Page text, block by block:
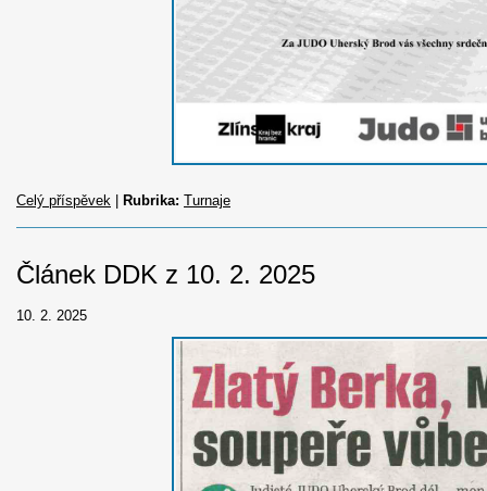
Celý příspěvek Rubrika: Turnaje
Článek DDK z 10. 2. 2025
10. 2. 2025